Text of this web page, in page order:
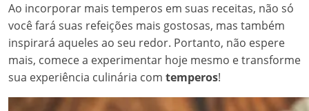
Ao incorporar mais temperos em suas receitas, não só
você fará suas refeições mais gostosas, mas também
inspirará aqueles ao seu redor. Portanto, não espere
mais, comece a experimentar hoje mesmo e transforme
sua experiência culinária com temperos!